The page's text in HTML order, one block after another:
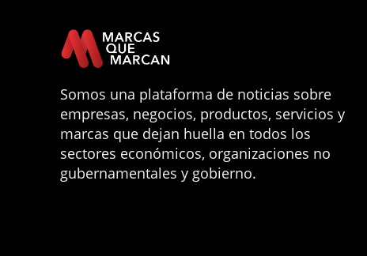
Somos una plataforma de noticias sobre
empresas, negocios, productos, servicios y
marcas que dejan huella en todos los
sectores económicos, organizaciones no
gubernamentales y gobierno.